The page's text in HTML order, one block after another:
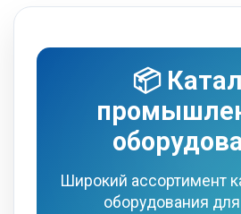
📦
Широкий ассортимент
оборудования